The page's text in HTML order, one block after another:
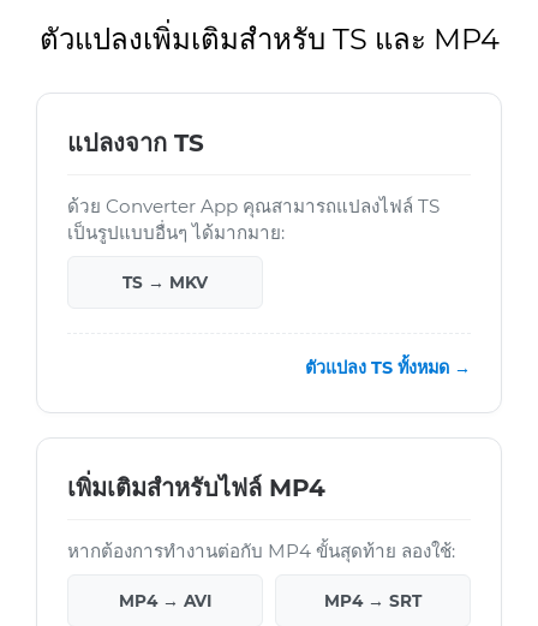
ตัวแปลงเพิ่มเติมสำหรับ TS และ MP4
แปลงจาก TS
ด้วย Converter App คุณสามารถแปลงไฟล์ TS
เป็นรูปแบบอื่นๆ ได้มากมาย:
TS → MKV
ตัวแปลง TS ทั้งหมด →
เพิ่มเติมสำหรับไฟล์ MP4
หากต้องการทำงานต่อกับ MP4 ขั้นสุดท้าย ลองใช้:
MP4 → AVI MP4 → SRT